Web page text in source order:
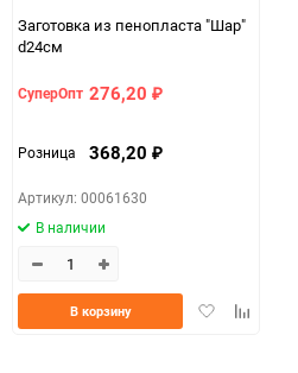
Заготовка из пенопласта "Шар"
d24см
СуперОпт 276,20 ₽
Розница 368,20 ₽
Артикул: 00061630
В наличии
ДобавитьДобавить
В корзину